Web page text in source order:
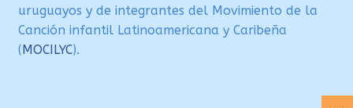
uruguayos y de integrantes del Movimiento de la
Canción infantil Latinoamericana y Caribeña
(MOCILYC).